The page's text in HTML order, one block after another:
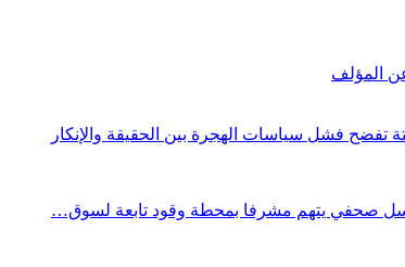
المؤلف
فشل سياسات الهجرة بين الحقيقة والإنكار
صحفي يتهم مشرفا بمحطة وقود تابعة لسوق…